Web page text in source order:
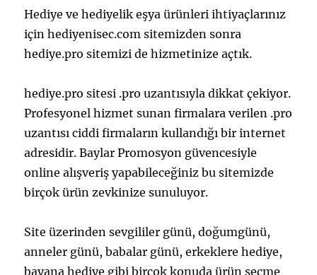
Hediye ve hediyelik eşya ürünleri ihtiyaçlarınız
için hediyenisec.com sitemizden sonra
hediye.pro sitemizi de hizmetinize açtık.
hediye.pro sitesi .pro uzantısıyla dikkat çekiyor.
Profesyonel hizmet sunan firmalara verilen .pro
uzantısı ciddi firmaların kullandığı bir internet
adresidir. Baylar Promosyon güvencesiyle
online alışveriş yapabileceğiniz bu sitemizde
birçok ürün zevkinize sunuluyor.
Site üzerinden sevgililer günü, doğumgünü,
anneler günü, babalar günü, erkeklere hediye,
bayana hediye gibi birçok konuda ürün seçme